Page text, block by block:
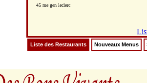
45 rue gen leclerc
Liste des Restaurants Nouveaux Menus